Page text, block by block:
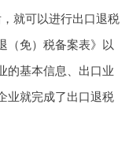
就可以进行出口退税
（免）税备案表》以
的基本信息、出口业
业就完成了出口退税